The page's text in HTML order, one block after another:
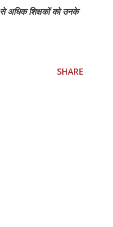
से अधिक शिक्षकों को उनके
SHARE